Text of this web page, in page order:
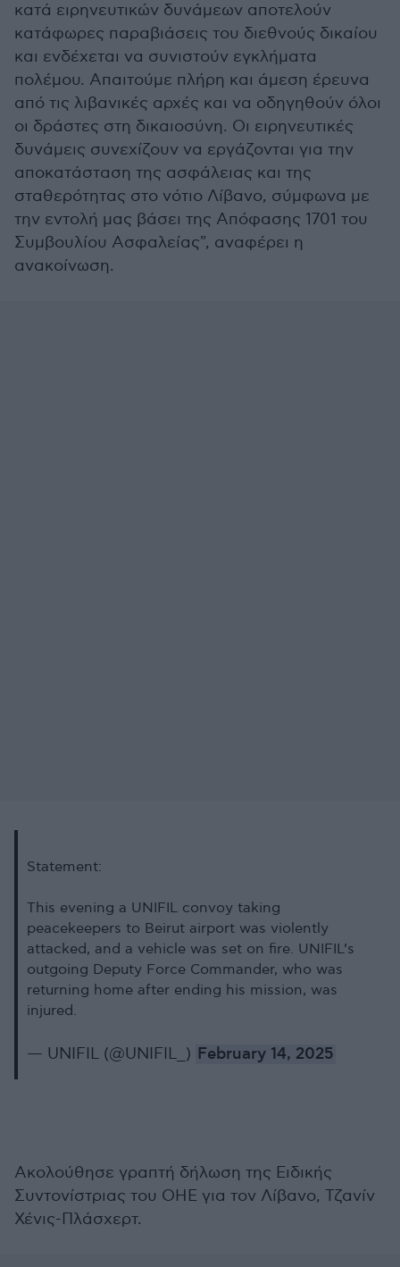
κατά ειρηνευτικών δυνάμεων αποτελούν
κατάφωρες παραβιάσεις του διεθνούς δικαίου
και ενδέχεται να συνιστούν εγκλήματα
πολέμου. Απαιτούμε πλήρη και άμεση έρευνα
από τις λιβανικές αρχές και να οδηγηθούν όλοι
οι δράστες στη δικαιοσύνη. Οι ειρηνευτικές
δυνάμεις συνεχίζουν να εργάζονται για την
αποκατάσταση της ασφάλειας και της
σταθερότητας στο νότιο Λίβανο, σύμφωνα με
την εντολή μας βάσει της Απόφασης 1701 του
Συμβουλίου Ασφαλείας", αναφέρει η
ανακοίνωση.
Statement:
This evening a UNIFIL convoy taking
peacekeepers to Beirut airport was violently
attacked, and a vehicle was set on fire. UNIFIL’s
outgoing Deputy Force Commander, who was
returning home after ending his mission, was
injured.
— UNIFIL (@UNIFIL_) February 14, 2025
Ακολούθησε γραπτή δήλωση της Ειδικής
Συντονίστριας του ΟΗΕ για τον Λίβανο, Τζανίν
Χένις-Πλάσχερτ.